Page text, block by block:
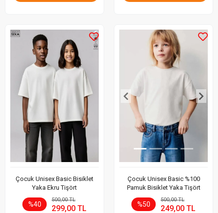
Çocuk Unisex Basic Bisiklet
Yaka Ekru Tişört
%40
500,00 TL
299,00 TL
Çocuk Unisex Basic %100
Pamuk Bisiklet Yaka Tişört
%50
500,00 TL
249,00 TL